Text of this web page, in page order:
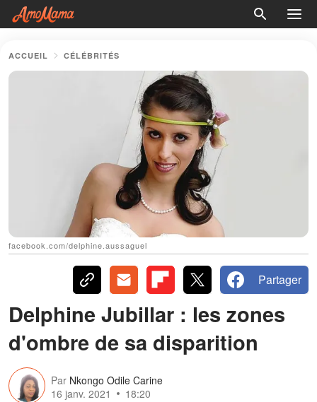
ACCUEIL CÉLÉBRITÉS
facebook.com/delphine.aussaguel
Partager
Delphine Jubillar : les zones
d'ombre de sa disparition
Par Nkongo Odile Carine
16 janv. 2021
18:20